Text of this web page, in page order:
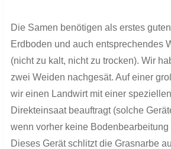
Die Samen benötigen als erstes
Erdboden und auch entsprechendes
(nicht zu kalt, nicht zu trocken). Wir
zwei Weiden nachgesät. Auf einer
wir einen Landwirt mit einer
Direkteinsaat beauftragt (solche
wenn vorher keine Bodenbearbeitung
Dieses Gerät schlitzt die Grasnarbe